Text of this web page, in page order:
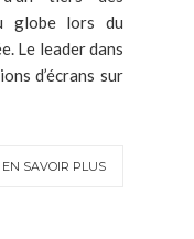
globe lors du
Le leader dans
d’écrans sur
EN SAVOIR PLUS